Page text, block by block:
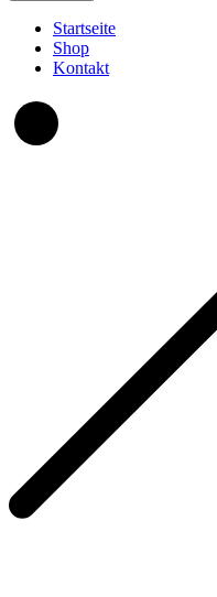
Startseite
Shop
Kontakt